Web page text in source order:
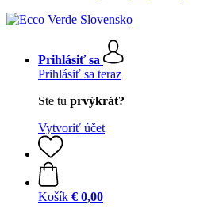
Prihlásiť sa
Prihlásiť sa teraz
Ste tu prvýkrát?
Vytvoriť účet
Košík € 0,00